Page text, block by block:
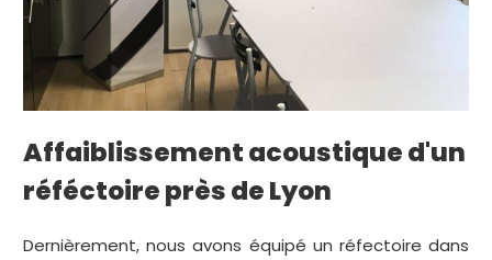
Affaiblissement acoustique d'un
réféctoire près de Lyon
Dernièrement, nous avons équipé un réfectoire dans